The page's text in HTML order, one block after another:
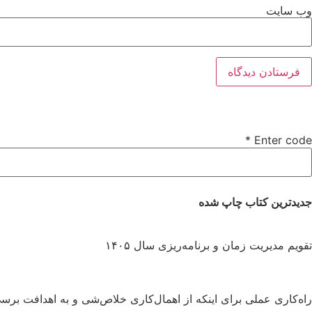
وب‌ سایت
Enter code
*
جدیدترین کتاب چاپ شده
تقویم مدیریت زمان و برنامه‌ریزی سال ۱۴۰۵
راه‌کاری عملی برای اینکه از اهمال‌کاری خلاص‌شی و به اهدافت